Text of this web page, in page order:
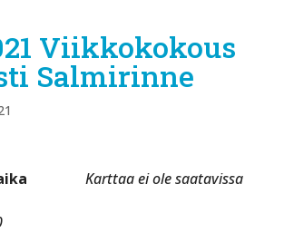
Viikkokokous
Salmirinne
Karttaa ei ole saatavissa